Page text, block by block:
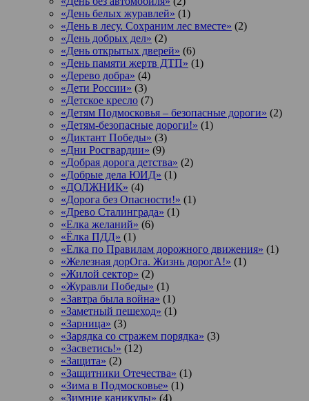
«День белых журавлей» (1)
«День в лесу. Сохраним лес вместе» (2)
«День добрых дел» (2)
«День открытых дверей» (6)
«День памяти жертв ДТП» (1)
«Дерево добра» (4)
«Дети России» (3)
«Детское кресло (7)
«Детям Подмосковья – безопасные дороги» (2)
«Детям-безопасные дороги!» (1)
«Диктант Победы» (3)
«Дни Росгвардии» (9)
«Добрая дорога детства» (2)
«Добрые дела ЮИД» (1)
«ДОЛЖНИК» (4)
«Дорога без Опасности!» (1)
«Древо Сталинграда» (1)
«Елка желаний» (6)
«Ёлка ПДД» (1)
«Елка по Правилам дорожного движения» (1)
«Железная дорОга. Жизнь дорогА!» (1)
«Жилой сектор» (2)
«Журавли Победы» (1)
«Завтра была война» (1)
«Заметный пешеход» (1)
«Зарница» (3)
«Зарядка со стражем порядка» (3)
«Засветись!» (12)
«Защита» (2)
«Защитники Отечества» (1)
«Зима в Подмосковье» (1)
«Зимние каникулы» (4)